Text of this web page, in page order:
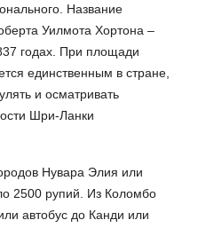
Название
Уилмота Хортона –
годах. При площади
единственным в стране,
и осматривать
Шри-Ланки
Нувара Элия или
2500 рупий. Из Коломбо
автобус до Канди или